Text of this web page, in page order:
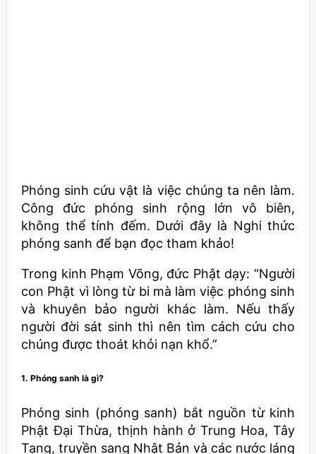
Phóng sinh cứu vật là việc chúng ta nên làm.
Công đức phóng sinh rộng lớn vô biên,
không thể tính đếm. Dưới đây là Nghi thức
phóng sanh để bạn đọc tham khảo!
Trong kinh Phạm Võng, đức Phật dạy: “Người
con Phật vì lòng từ bi mà làm việc phóng sinh
và khuyên bảo người khác làm. Nếu thấy
người đời sát sinh thì nên tìm cách cứu cho
chúng được thoát khỏi nạn khổ.”
1. Phóng sanh là gì?
Phóng sinh (phóng sanh) bắt nguồn từ kinh
Phật Đại Thừa, thịnh hành ở Trung Hoa, Tây
Tạng, truyền sang Nhật Bản và các nước láng